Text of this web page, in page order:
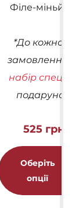
Цей
товар
має
кілька
Філе-міньйон.
*До кожного
замовлення
набір спецій
подарунок.
525 грн
Оберіть
опції